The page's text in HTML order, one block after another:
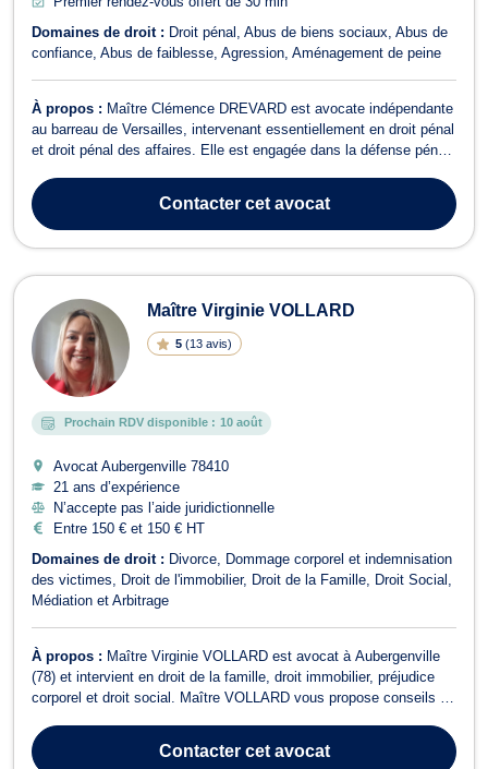
Domaines de droit : Droit pénal Abus de biens sociaux Abus de
confiance Abus de faiblesse Agression Aménagement de peine
À propos : Maître Clémence DREVARD est avocate indépendante
au barreau de Versailles, intervenant essentiellement en droit pénal
et droit pénal des affaires. Elle est engagée dans la défense pénale
accompagnement rigoureux et professionnel à ses clients. En droit
pénal, Maîtr...
Contactercet avocat
Maître Virginie VOLLARD
5 (13 avis)
Prochain RDV disponible : 10 août
Avocat Aubergenville 78410
21 ans d’expérience
N’accepte pas l’aide juridictionnelle
Entre 150 € et 150 € HT
Domaines de droit : Divorce
Dommage corporel et indemnisation
des victimes
Droit de l'immobilier Droit de la Famille
Droit Social
Médiation et Arbitrage
À propos : Maître Virginie VOLLARD est avocat à Aubergenville
(78) et intervient en droit de la famille, droit immobilier, préjudice
corporel et droit social. Maître VOLLARD vous propose conseils et
de compétence, notamment lors de problématiques telles que les
divorces,...
Contactercet avocat